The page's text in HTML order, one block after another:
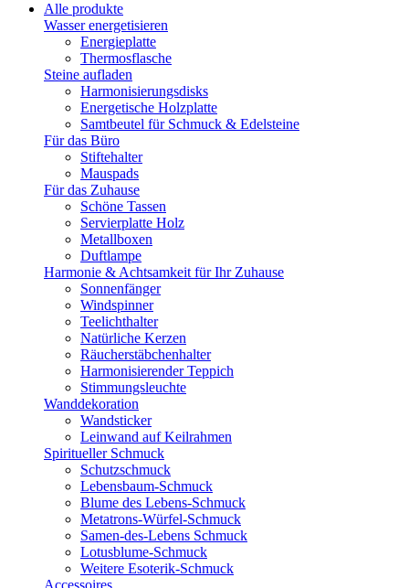
Alle produkte
Wasser energetisieren
Energieplatte​
Thermosflasche
Steine aufladen
Harmonisierungsdisks
Energetische Holzplatte
Samtbeutel für Schmuck & Edelsteine
Für das Büro
Stiftehalter
Mauspads
Für das Zuhause
Schöne Tassen
Servierplatte Holz
Metallboxen
Duftlampe
Harmonie & Achtsamkeit für Ihr Zuhause
Sonnenfänger
Windspinner
Teelichthalter
Natürliche Kerzen
Räucherstäbchenhalter
Harmonisierender Teppich
Stimmungsleuchte
Wanddekoration
Wandsticker
Leinwand auf Keilrahmen
Spiritueller Schmuck
Schutzschmuck
Lebensbaum-Schmuck
Blume des Lebens-Schmuck
Metatrons-Würfel-Schmuck
Samen-des-Lebens Schmuck
Lotusblume-Schmuck
Weitere Esoterik-Schmuck
Accessoires